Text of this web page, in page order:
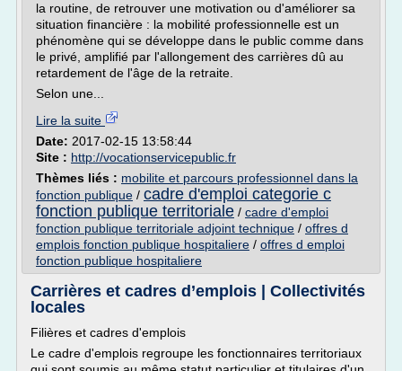
la routine, de retrouver une motivation ou d'améliorer sa
situation financière : la mobilité professionnelle est un
phénomène qui se développe dans le public comme dans
le privé, amplifié par l'allongement des carrières dû au
retardement de l'âge de la retraite.
Selon une...
Lire la suite
Date: 2017-02-15 13:58:44
Site : http://vocationservicepublic.fr
Thèmes liés : mobilite et parcours professionnel dans la
fonction publique / cadre d'emploi categorie c
fonction publique territoriale / cadre d'emploi
fonction publique territoriale adjoint technique / offres d
emplois fonction publique hospitaliere / offres d emploi
fonction publique hospitaliere
Carrières et cadres d’emplois | Collectivités
locales
Filières et cadres d'emplois
Le cadre d'emplois regroupe les fonctionnaires territoriaux